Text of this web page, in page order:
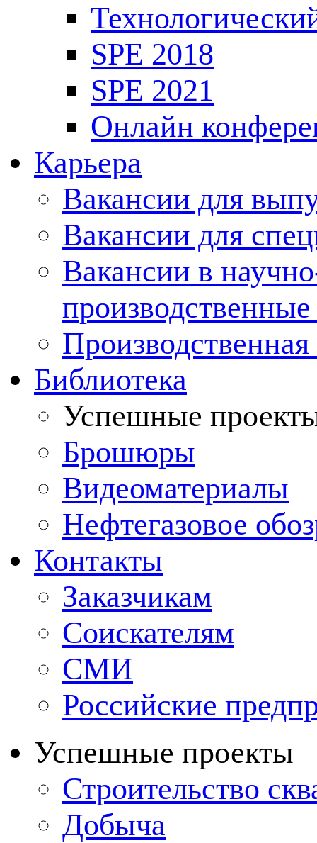
SPE 2018
SPE 2021
Онлайн
Карьера
Вакансии для
Вакансии для
Вакансии в
Производственная
Библиотека
Успешные
Брошюры
Видеоматериалы
Нефтегазовое
Контакты
Заказчикам
Соискателям
СМИ
Российские
Успешные проекты
Строительство
Добыча